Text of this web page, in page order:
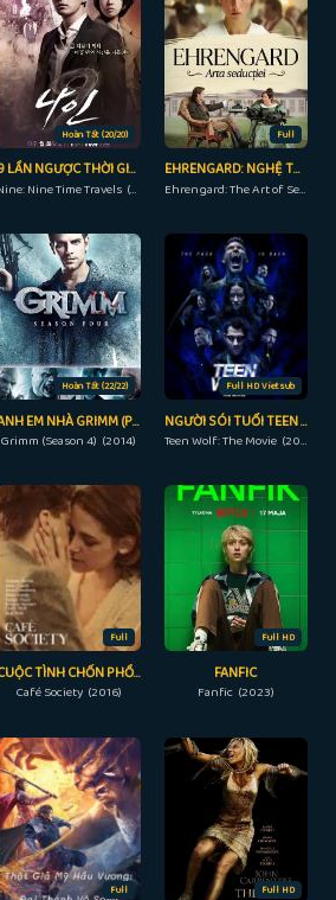
Hoàn Tất (20/20)
9 LẦN NGƯỢC THỜI GIAN
Nine: Nine Time Travels (2013)
Full
EHRENGARD: NGHỆ THUẬT QUYẾN RŨ
Ehrengard: The Art of Seduction (2023)
Hoàn Tất (22/22)
ANH EM NHÀ GRIMM (PHẦN 4)
Grimm (Season 4) (2014)
Full HD Vietsub
NGƯỜI SÓI TUỔI TEEN (ĐIỆN ẢNH)
Teen Wolf: The Movie (2023)
Full
CUỘC TÌNH CHỐN PHỒN HOA
Café Society (2016)
Full HD
FANFIC
Fanfic (2023)
Full Full HD